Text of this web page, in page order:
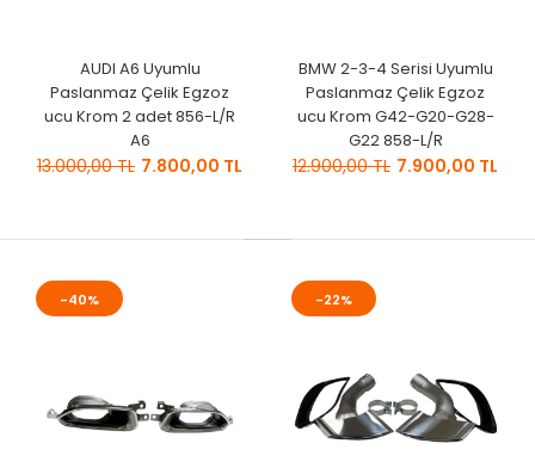
AUDI A6 Uyumlu
Paslanmaz Çelik Egzoz
ucu Krom 2 adet 856-L/R
A6
13.000,00 TL 7.800,00 TL
BMW 2-3-4 Serisi Uyumlu
Paslanmaz Çelik Egzoz
ucu Krom G42-G20-G28-
G22 858-L/R
12.900,00 TL 7.900,00 TL
-40% -22%